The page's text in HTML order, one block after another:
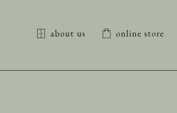
about us online store